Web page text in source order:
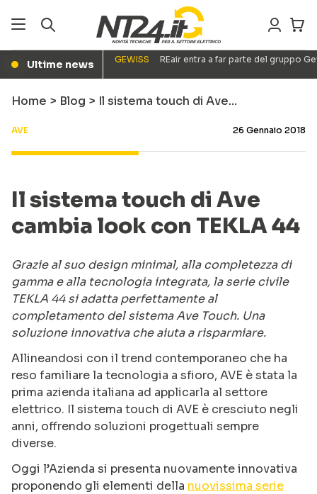
● Ultime news GEWISS REair entra a far parte del gruppo
Home > Blog > Il sistema touch di Ave…
AVE 26 Gennaio 2018
Il sistema touch di Ave
cambia look con TEKLA 44
Grazie al suo design minimal, alla completezza di
gamma e alla tecnologia integrata, la serie civile
TEKLA 44 si adatta perfettamente al
completamento del sistema Ave Touch. Una
soluzione innovativa che aiuta a risparmiare.
Allineandosi con il trend contemporaneo che ha
reso familiare la tecnologia a sfioro, AVE è stata la
prima azienda italiana ad applicarla al settore
elettrico. Il sistema touch di AVE è cresciuto negli
anni, offrendo soluzioni progettuali sempre
diverse.
Oggi l’Azienda si presenta nuovamente innovativa
proponendo gli elementi della nuovissima serie